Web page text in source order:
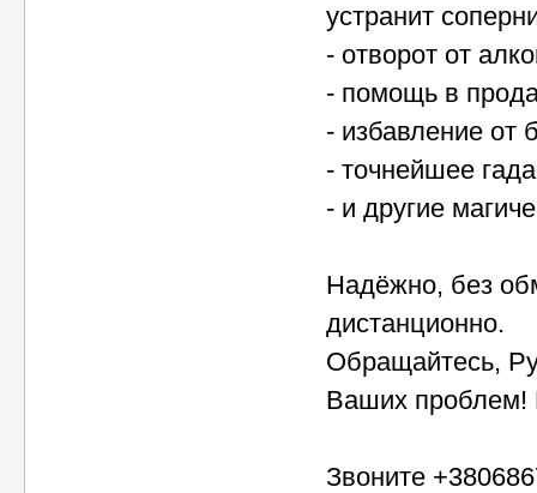
устранит
- отворот от
- помощь в
- избавление от
- точнейшее
- и другие
Надёжно, без
дистанционно.
Обращайтесь,
Ваших проблем!
Звоните